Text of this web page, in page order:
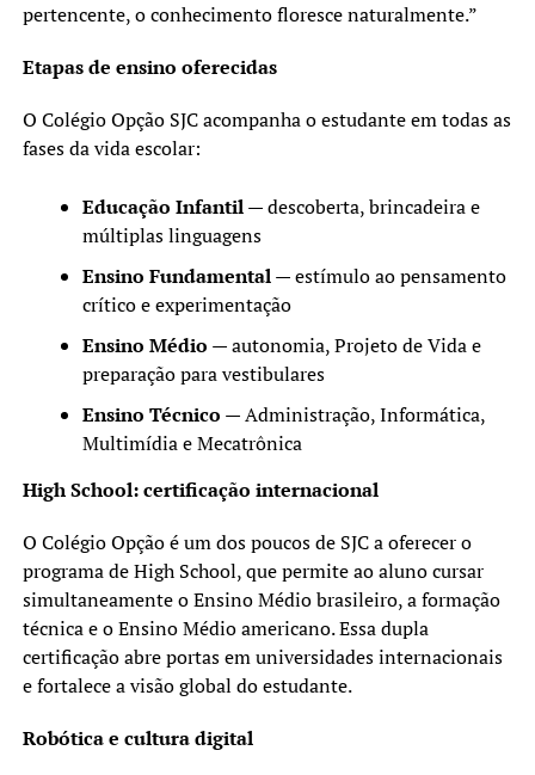
pertencente, o conhecimento floresce naturalmente.”
Etapas de ensino oferecidas
O Colégio Opção SJC acompanha o estudante em todas as
fases da vida escolar:
Educação Infantil— descoberta, brincadeira e
múltiplas linguagens
Ensino Fundamental— estímulo ao pensamento
crítico e experimentação
Ensino Médio — autonomia, Projeto de Vida e
preparação para vestibulares
Ensino Técnico — Administração, Informática,
Multimídia e Mecatrônica
High School: certificação internacional
O Colégio Opção é um dos poucos de SJC a oferecer o
programa de High School, que permite ao aluno cursar
simultaneamente o Ensino Médio brasileiro, a formação
técnica e o Ensino Médio americano. Essa dupla
certificação abre portas em universidades internacionais
e fortalece a visão global do estudante.
Robótica e cultura digital